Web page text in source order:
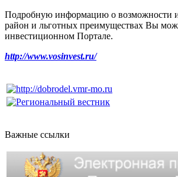
Подробную информацию о возможности
район и льготных преимуществах Вы
инвестиционном Портале.
http://www.vosinvest.ru/
Важные ссылки